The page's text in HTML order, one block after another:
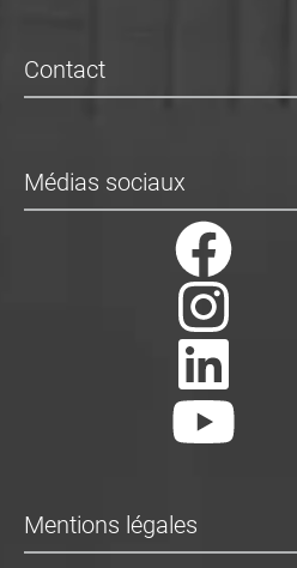
Contact
Médias sociaux
Mentions légales